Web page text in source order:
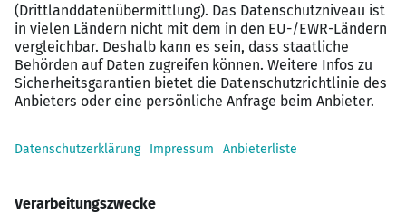
Bereitschaft zur Arbeit im Schichtsystem (Montag
bis Sonntag)
Selbstständige und strukturierte Arbeitsweise
Speisen